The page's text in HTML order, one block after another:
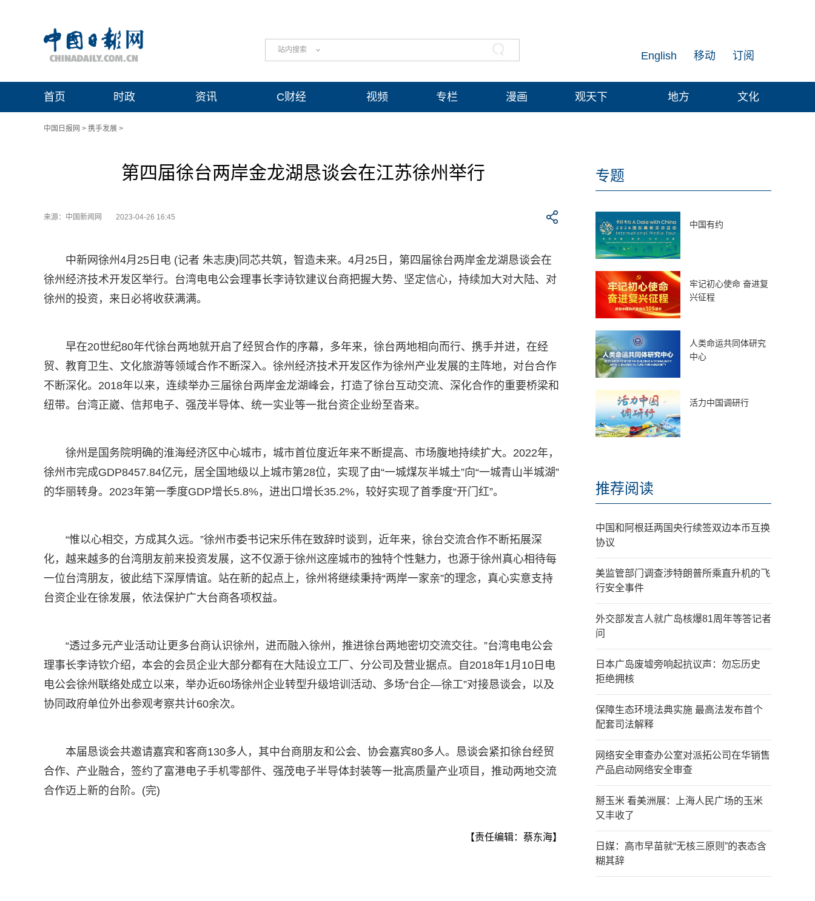
站内搜索 订阅
移动
English
首页 时政 资讯 C财经 视频 专栏 漫画 观天下 地方 文化
中国日报网 > 携手发展 >
第四届徐台两岸金龙湖恳谈会在江苏徐州举行
来源：中国新闻网 2023-04-26 16:45
中新网徐州4月25日电 (记者 朱志庚)同芯共筑，智造未来。4月25日，第四届徐台两岸金龙湖恳谈会在
徐州经济技术开发区举行。台湾电电公会理事长李诗钦建议台商把握大势、坚定信心，持续加大对大陆、对
徐州的投资，来日必将收获满满。
早在20世纪80年代徐台两地就开启了经贸合作的序幕，多年来，徐台两地相向而行、携手并进，在经
贸、教育卫生、文化旅游等领域合作不断深入。徐州经济技术开发区作为徐州产业发展的主阵地，对台合作
不断深化。2018年以来，连续举办三届徐台两岸金龙湖峰会，打造了徐台互动交流、深化合作的重要桥梁和
纽带。台湾正崴、信邦电子、强茂半导体、统一实业等一批台资企业纷至沓来。
徐州是国务院明确的淮海经济区中心城市，城市首位度近年来不断提高、市场腹地持续扩大。2022年，
徐州市完成GDP8457.84亿元，居全国地级以上城市第28位，实现了由“一城煤灰半城土”向“一城青山半城湖”
的华丽转身。2023年第一季度GDP增长5.8%，进出口增长35.2%，较好实现了首季度“开门红”。
“惟以心相交，方成其久远。”徐州市委书记宋乐伟在致辞时谈到，近年来，徐台交流合作不断拓展深
化，越来越多的台湾朋友前来投资发展，这不仅源于徐州这座城市的独特个性魅力，也源于徐州真心相待每
一位台湾朋友，彼此结下深厚情谊。站在新的起点上，徐州将继续秉持“两岸一家亲”的理念，真心实意支持
台资企业在徐发展，依法保护广大台商各项权益。
“透过多元产业活动让更多台商认识徐州，进而融入徐州，推进徐台两地密切交流交往。”台湾电电公会
理事长李诗钦介绍，本会的会员企业大部分都有在大陆设立工厂、分公司及营业据点。自2018年1月10日电
电公会徐州联络处成立以来，举办近60场徐州企业转型升级培训活动、多场“台企—徐工”对接恳谈会，以及
协同政府单位外出参观考察共计60余次。
本届恳谈会共邀请嘉宾和客商130多人，其中台商朋友和公会、协会嘉宾80多人。恳谈会紧扣徐台经贸
合作、产业融合，签约了富港电子手机零部件、强茂电子半导体封装等一批高质量产业项目，推动两地交流
合作迈上新的台阶。(完)
【责任编辑：蔡东海】
专题
中国有约
牢记初心使命 奋进复
兴征程
人类命运共同体研究
中心
活力中国调研行
推荐阅读
中国和阿根廷两国央行续签双边本币互换
协议
美监管部门调查涉特朗普所乘直升机的飞
行安全事件
外交部发言人就广岛核爆81周年等答记者
问
日本广岛废墟旁响起抗议声：勿忘历史
拒绝拥核
保障生态环境法典实施 最高法发布首个
配套司法解释
网络安全审查办公室对派拓公司在华销售
产品启动网络安全审查
掰玉米 看美洲展：上海人民广场的玉米
又丰收了
日媒：高市早苗就“无核三原则”的表态含
糊其辞